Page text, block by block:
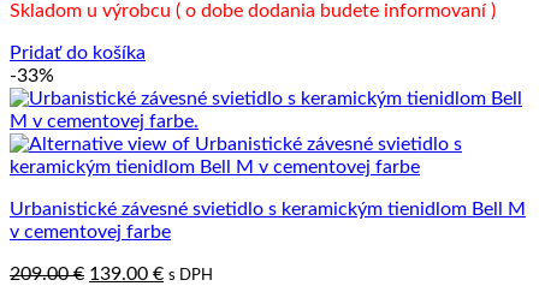
Skladom u výrobcu ( o dobe dodania budete informovaní )
Pridať do košíka
-33%
Urbanistické závesné svietidlo s keramickým tienidlom Bell M
v cementovej farbe
209.00€ Pôvodná
139.00 €Aktuálna
s DPH